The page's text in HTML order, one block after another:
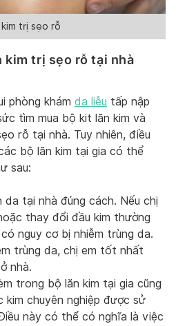
kim trị sẹo rỗ
kim trị sẹo rỗ tại nhà
phòng khám da liễu tấp nập
tìm mua bộ kit lăn kim và
rỗ tại nhà. Tuy nhiên, điều
bộ lăn kim tại gia có thể
sau:
da tại nhà đúng cách. Nếu chị
thay đổi đầu kim thường
nguy cơ bị nhiễm trùng da.
trùng da, chị em tốt nhất
nhà.
trong bộ lăn kim tại gia cũng
kim chuyên nghiệp được sử
này có thể có nghĩa là việc